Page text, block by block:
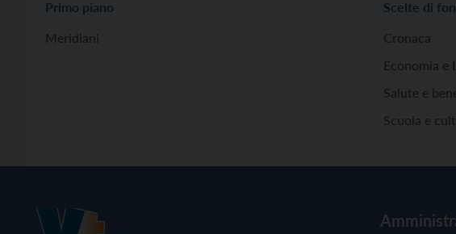
Primo piano
Meridiani
Scelte di
Cronaca
Economia e
Salute e
Scuola e